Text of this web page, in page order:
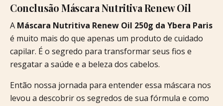
Conclusão Máscara Nutritiva Renew Oil
A Máscara Nutritiva Renew Oil 250g da Ybera Paris
é muito mais do que apenas um produto de cuidado
capilar. É o segredo para transformar seus fios e
resgatar a saúde e a beleza dos cabelos.
Então nossa jornada para entender essa máscara nos
levou a descobrir os segredos de sua fórmula e como